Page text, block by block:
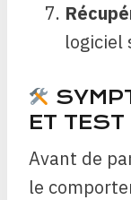
logiciel
ET TEST
Avant de
le